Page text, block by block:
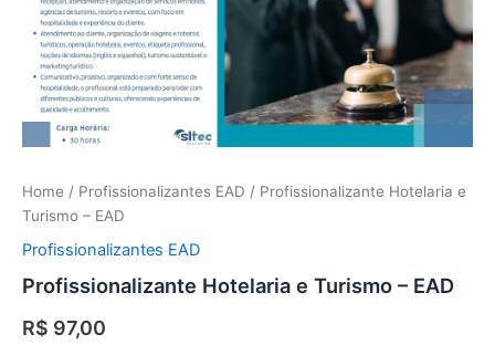
Home / Profissionalizantes EAD / Profissionalizante Hotelaria e
Turismo – EAD
Profissionalizantes EAD
Profissionalizante Hotelaria e Turismo – EAD
R$ 97,00
EAD
quantity